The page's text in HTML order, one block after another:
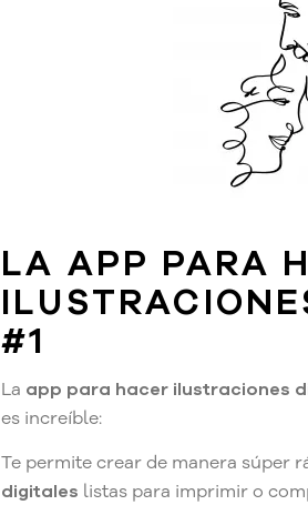
LA APP PARA
#1
La app para hacer ilustraciones
es increíble:
Te permite crear de manera súper
digitales listas para imprimir o